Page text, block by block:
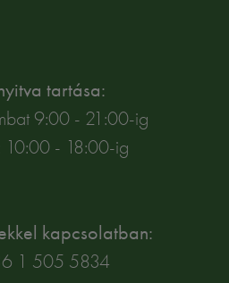
tartása:
9:00 - 21:00-ig
10:00 - 18:00-ig
kapcsolatban:
1 505 5834